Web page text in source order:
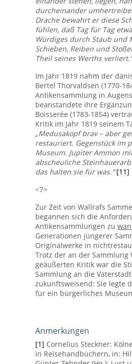
durcheinander
Drache bewahrt er diese
fühlen, daß Tag für Tag
Würdiges durch Staub und
Schieben, Reiben und
Theil seines Werths
Im Jahr 1819 nahm der
Bertel Thorvaldsen (1770-
Antikensammlung in
beanstandete ihre
Boisserée (1783-1854)
Kritik im Jahr 1819 seinem
„Medusakopf brav – aber
restauriert. Gegenstück im
Museum. Jupiter Ammon
abscheuliche
das halten sie für was.“[11]
<7>
Zur Zeit von Wallrafs
begannen sich die
Antikensammlungen zu
Generationen jüngerer
Originalwerke in
Trotz der an der Sammlung
geäußerten Kritik war die
Sammlung an die Vaterstadt
zukunftsweisend: Sie legte
für ein bürgerliches
Anmerkungen
[1] Cornelius Steckner:
in Reisehandbüchern, in: